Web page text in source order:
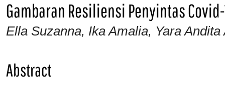
Gambaran Resiliensi Penyintas
Ella Suzanna, Ika Amalia, Yara
Abstract